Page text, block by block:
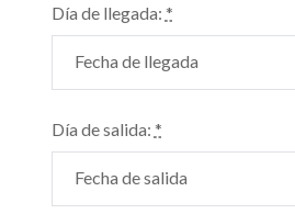
Día de llegada: *
Día de salida: *